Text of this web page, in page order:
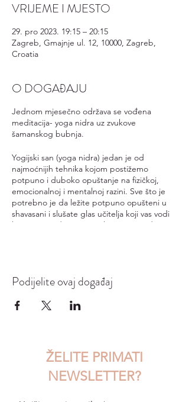
VRIJEME I MJESTO
29. pro 2023. 19:15 – 20:15
Zagreb, Gmajnje ul. 12, 10000, Zagreb,
Croatia
O DOGAĐAJU
Jednom mjesečno održava se vođena
meditacija- yoga nidra uz zvukove
šamanskog bubnja.
Yogijski san (yoga nidra) jedan je od
najmoćnijih tehnika kojom postižemo
potpuno i duboko opuštanje na fizičkoj,
emocionalnoj i mentalnoj razini. Sve što je
potrebno je da ležite potpuno opušteni u
shavasani i slušate glas učitelja koji vas vodi
kroz ovu meditativnu praksu. Yoga nidra
Samo neke dobrobiti yoga nidre su:
duboko relaksiranje
emocionalna stabilnost
poboljšavanje kvalitete sna
podizanje razine energije.
Podijelite ovaj događaj
ŽELITE PRIMATI
NEWSLETTER?